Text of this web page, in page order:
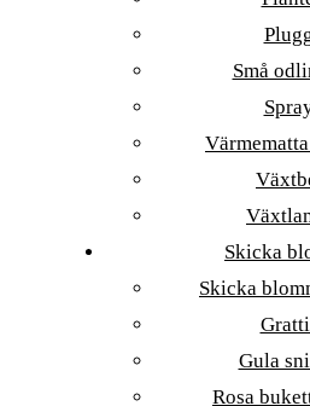
Små
Skicka
Skicka
Gula
Rosa